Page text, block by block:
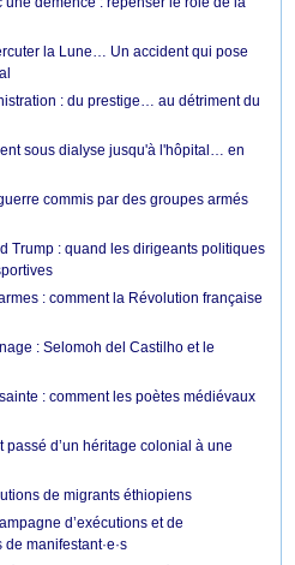
la Lune… Un accident qui pose
: du prestige… au détriment du
sous dialyse jusqu'à l'hôpital… en
commis par des groupes armés
Trump : quand les dirigeants politiques
: comment la Révolution française
: Selomoh del Castilho et le
: comment les poètes médiévaux
d’un héritage colonial à une
de migrants éthiopiens
d’exécutions et de
manifestant·e·s